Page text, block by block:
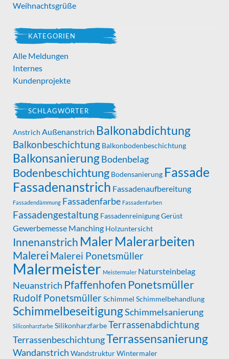
Weihnachtsgrüße
KATEGORIEN
Alle Meldungen
Internes
Kundenprojekte
SCHLAGWÖRTER
Anstrich Außenanstrich Balkonabdichtung
Balkonbeschichtung Balkonbodenbeschichtung
BalkonsanierungBodenbelag
Bodenbeschichtung Bodensanierung Fassade
Fassadenanstrich Fassadenaufbereitung
Fassadendämmung Fassadenfarbe Fassadenfarben
Fassadengestaltung FassadenreinigungGerüst
Gewerbemesse Manching Holzuntersicht
Innenanstrich MalerMalerarbeiten
Malerei Malerei Ponetsmüller
Malermeister Meistermaler Natursteinbelag
Neuanstrich Pfaffenhofen Ponetsmüller
Rudolf PonetsmüllerSchimmel Schimmelbehandlung
SchimmelbeseitigungSchimmelsanierung
Siliconharzfarbe SilikonharzfarbeTerrassenabdichtung
TerrassenbeschichtungTerrassensanierung
Wandanstrich WandstrukturWintermaler